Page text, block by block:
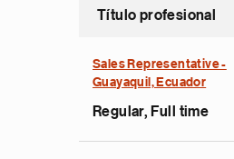
Título profesional
Sales Representative -
Guayaquil, Ecuador
Regular, Full time